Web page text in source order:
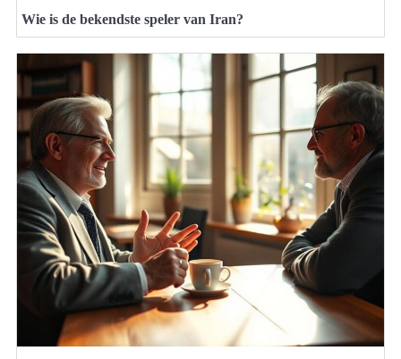
Wie is de bekendste speler van Iran?